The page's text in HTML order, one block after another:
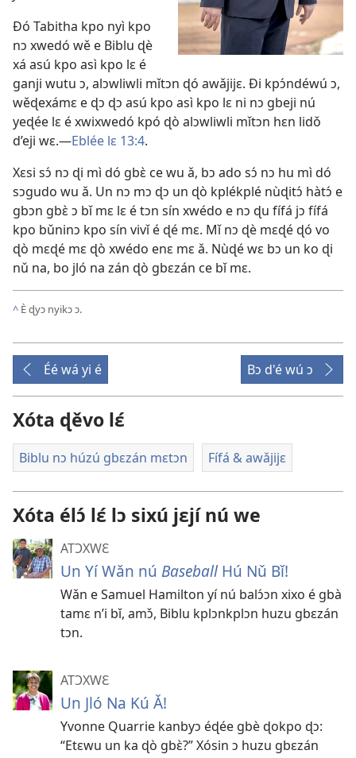
Ðó Tabitha kpo nyì kpo
nɔ xwedó wě e Biblu ɖè
xá asú kpo asì kpo lɛ é
ganji wutu ɔ, alɔwliwli mǐtɔn ɖó awǎjijɛ. Ði kpɔ́ndéwú ɔ,
wěɖexámɛ e ɖɔ ɖɔ asú kpo asì kpo lɛ ni nɔ gbeji nú
yeɖée lɛ é xwixwedó kpó ɖò alɔwliwli mǐtɔn hɛn lidǒ
d’eji wɛ.​—Eblée lɛ 13:4.
Xɛsi sɔ́ nɔ ɖi mì dó gbɛ̀ ce wu ǎ, bɔ ado sɔ́ nɔ hu mì dó
sɔgudo wu ǎ. Un nɔ mɔ ɖɔ un ɖò kplékplé nùɖitɔ́ hàtɔ́ e
gbɔn gbɛ̀ ɔ bǐ mɛ lɛ é tɔn sín xwédo e nɔ ɖu fífá jɔ fífá
kpo bǔninɔ kpo sín vivǐ é ɖé mɛ. Mǐ nɔ ɖè mɛɖé ɖó vo
ɖò mɛɖé mɛ ɖò xwédo enɛ mɛ ǎ. Nùɖé wɛ bɔ un ko ɖi
nǔ na, bo jló na zán ɖò gbɛzán ce bǐ mɛ.
^ È ɖyɔ nyikɔ ɔ.
Éé wá yi é Bɔ d'é wú ɔ
Xóta ɖěvo lɛ́
Biblu nɔ húzú gbɛzán mɛtɔn Fífá & awǎjijɛ
Xóta élɔ́ lɛ́ lɔ sixú jɛjí nú we
ATƆXWƐ
Un Yí Wǎn nú BaseballHú Nǔ Bǐ!
Wǎn e Samuel Hamilton yí nú balɔ́ɔn xixo é gbà
tamɛ n’i bǐ, amɔ̌, Biblu kplɔnkplɔn huzu gbɛzán
tɔn.
ATƆXWƐ
Un Jló Na Kú Ǎ!
Yvonne Quarrie kanbyɔ éɖée gbè ɖokpo ɖɔ:
“Etɛwu un ka ɖò gbɛ̀?” Xósin ɔ huzu gbɛzán